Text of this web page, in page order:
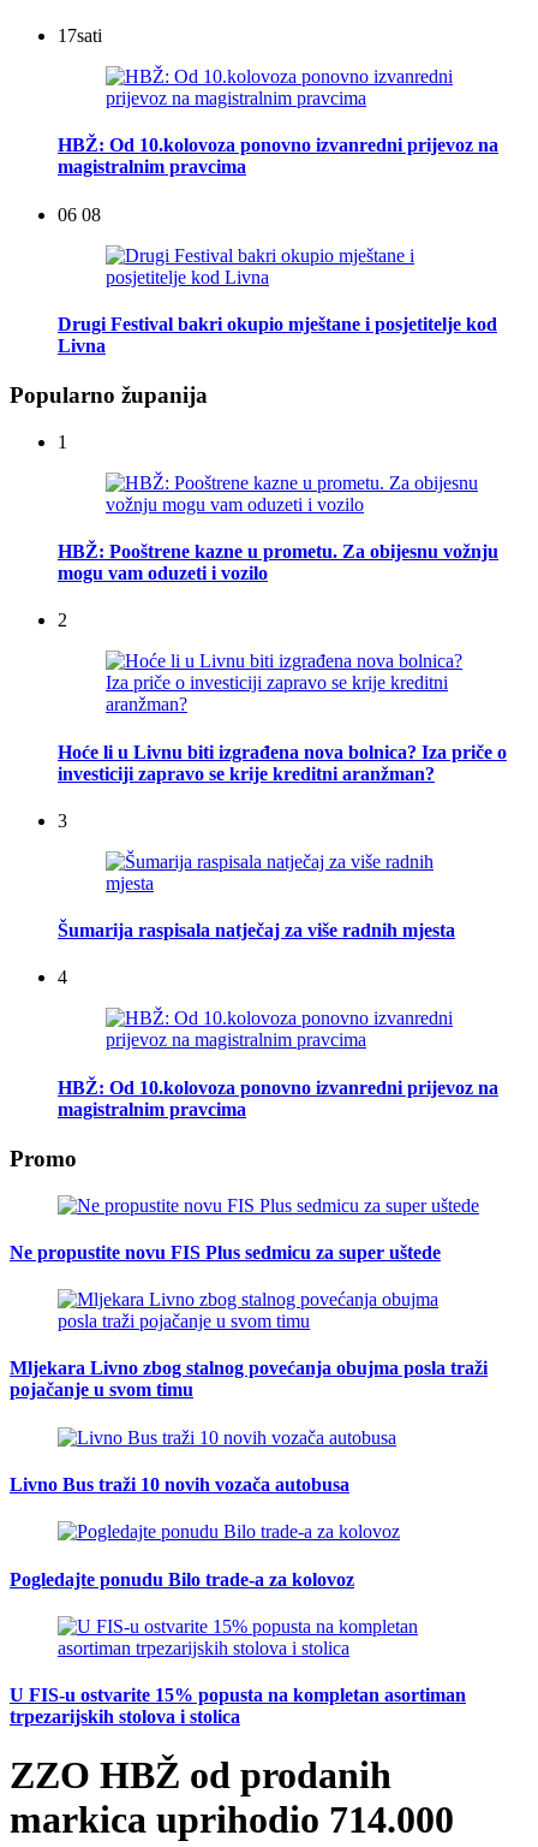
17sati
HBŽ: Od 10.kolovoza ponovno izvanredni prijevoz na
magistralnim pravcima
06 08
Drugi Festival bakri okupio mještane i posjetitelje kod
Livna
Popularno županija
1
HBŽ: Pooštrene kazne u prometu. Za obijesnu vožnju
mogu vam oduzeti i vozilo
2
Hoće li u Livnu biti izgrađena nova bolnica? Iza priče o
investiciji zapravo se krije kreditni aranžman?
3
Šumarija raspisala natječaj za više radnih mjesta
4
HBŽ: Od 10.kolovoza ponovno izvanredni prijevoz na
magistralnim pravcima
Promo
Ne propustite novu FIS Plus sedmicu za super uštede
Mljekara Livno zbog stalnog povećanja obujma posla traži
pojačanje u svom timu
Livno Bus traži 10 novih vozača autobusa
Pogledajte ponudu Bilo trade-a za kolovoz
U FIS-u ostvarite 15% popusta na kompletan asortiman
trpezarijskih stolova i stolica
ZZO HBŽ od prodanih
markica uprihodio 714.000